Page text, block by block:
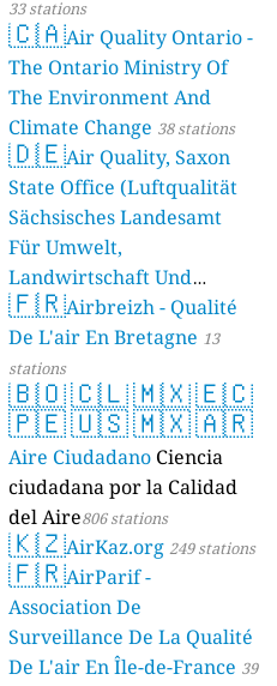
33 stations
🇨🇦Air Quality Ontario -
The Ontario Ministry Of
The Environment And
Climate Change 38 stations
🇩🇪Air Quality, Saxon
State Office (Luftqualität
Sächsisches Landesamt
Für Umwelt,
Landwirtschaft Und
Geologie) 50 stations
🇫🇷Airbreizh - Qualité
De L'air En Bretagne 13
stations
🇧🇴🇨🇱🇲🇽🇪🇨
🇵🇪🇺🇸🇲🇽🇦🇷
Aire Ciudadano Ciencia
ciudadana por la Calidad
del Aire806 stations
🇰🇿AirKaz.org 249 stations
🇫🇷AirParif -
Association De
Surveillance De La Qualité
De L'air En Île-de-France 39